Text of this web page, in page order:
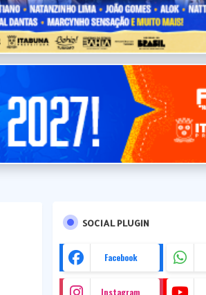
SOCIAL PLUGIN
Facebook
Instagram